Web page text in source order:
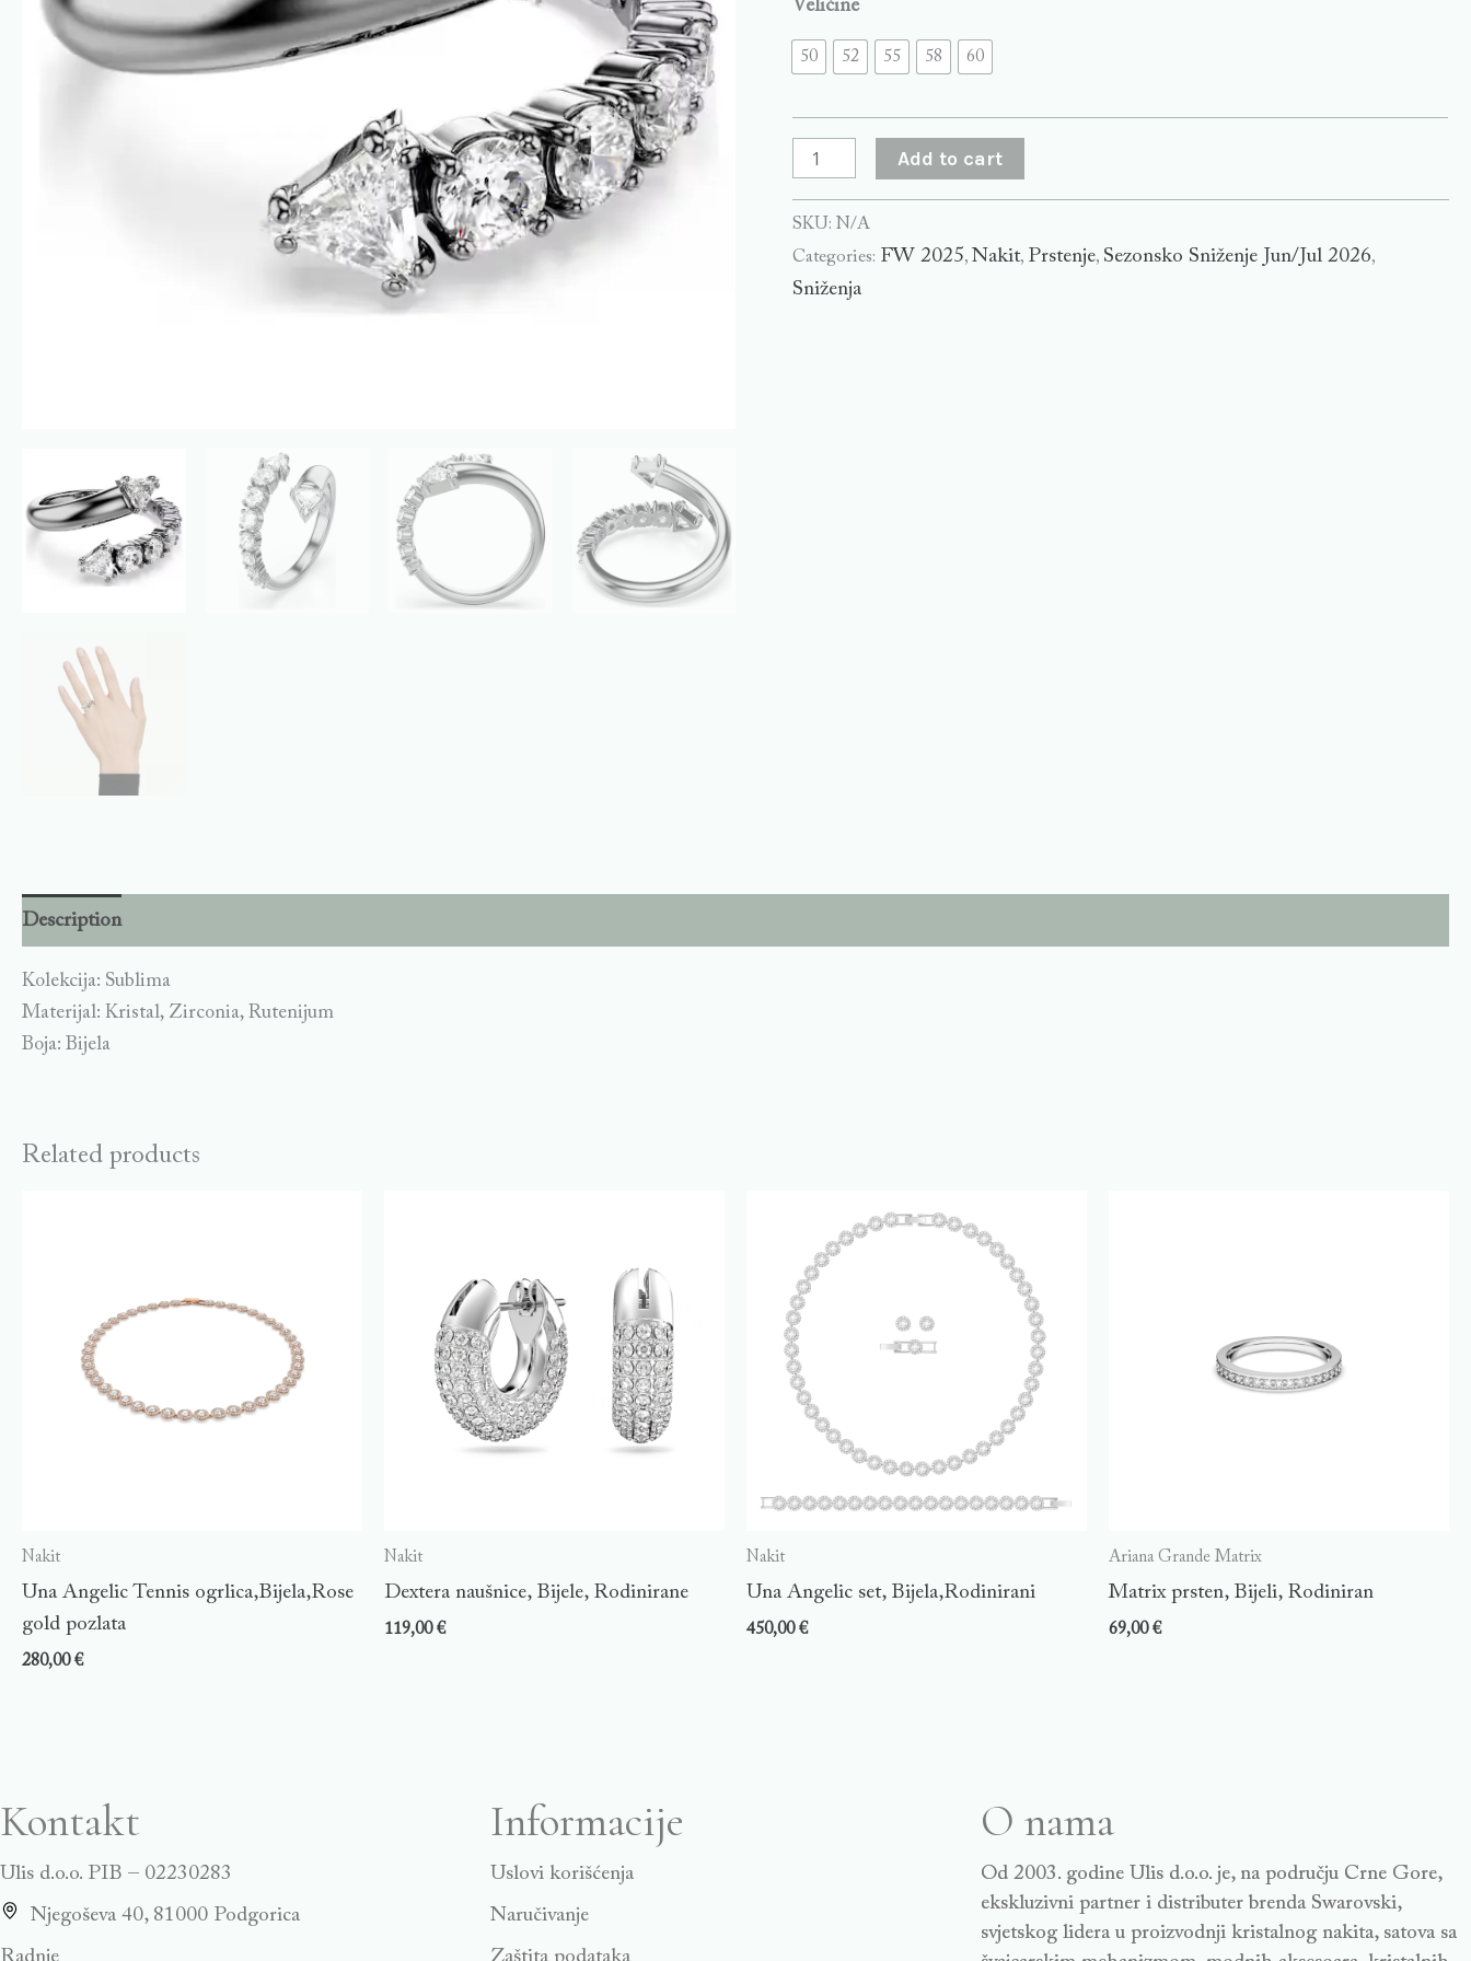
Veličine
50 52 55 58 60
Add to cart
SKU:N/A
Categories: FW 2025,Nakit, Prstenje, Sezonsko Sniženje Jun/Jul 2026,
Sniženja
Description
Kolekcija: Sublima
Materijal: Kristal, Zirconia, Rutenijum
Boja: Bijela
Related products
Nakit
Una Angelic Tennis ogrlica,Bijela,Rose
gold pozlata
280,00€
Nakit
Dextera naušnice, Bijele, Rodinirane
119,00€
Nakit
Una Angelic set, Bijela,Rodinirani
450,00€
Ariana Grande Matrix
Matrix prsten, Bijeli, Rodiniran
69,00€
Kontakt
Ulis d.o.o. PIB – 02230283
Njegoševa 40, 81000 Podgorica
Informacije
Uslovi korišćenja
Naručivanje
O nama
Od 2003. godine Ulis d.o.o. je, na području Crne Gore,
ekskluzivni partner i distributer brenda Swarovski,
svjetskog lidera u proizvodnji kristalnog nakita, satova sa